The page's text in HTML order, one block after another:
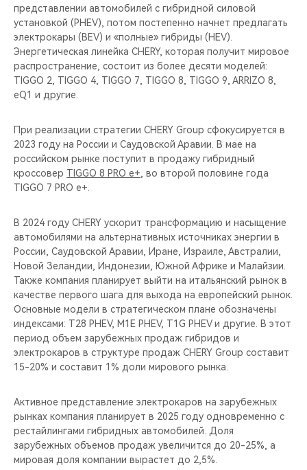
представлении автомобилей c гибридной силовой
установкой (PHEV), потом постепенно начнет предлагать
электрокары (BEV) и «полные» гибриды (HEV).
Энергетическая линейка CHERY, которая получит мировое
распространение, состоит из более десяти моделей:
TIGGO 2, TIGGO 4, TIGGO 7, TIGGO 8, TIGGO 9, ARRIZO 8,
eQ1 и другие.
При реализации стратегии CHERY Group сфокусируется в
2023 году на России и Саудовской Аравии. В мае на
российском рынке поступит в продажу гибридный
кроссовер TIGGO 8 PRO e+ , во второй половине года
TIGGO 7 PRO e+.
В 2024 году CHERY ускорит трансформацию и насыщение
автомобилями на альтернативных источниках энергии в
России, Саудовской Аравии, Иране, Израиле, Австралии,
Новой Зеландии, Индонезии, Южной Африке и Малайзии.
Также компания планирует выйти на итальянский рынок в
качестве первого шага для выхода на европейский рынок.
Основные модели в стратегическом плане обозначены
индексами: T28 PHEV, M1E PHEV, T1G PHEV и другие. В этот
период объем зарубежных продаж гибридов и
электрокаров в структуре продаж CHERY Group составит
15-20% и составит 1% доли мирового рынка.
Активное представление электрокаров на зарубежных
рынках компания планирует в 2025 году одновременно с
рестайлингами гибридных автомобилей. Доля
зарубежных объемов продаж увеличится до 20-25%, а
мировая доля компании вырастет до 2,5%.